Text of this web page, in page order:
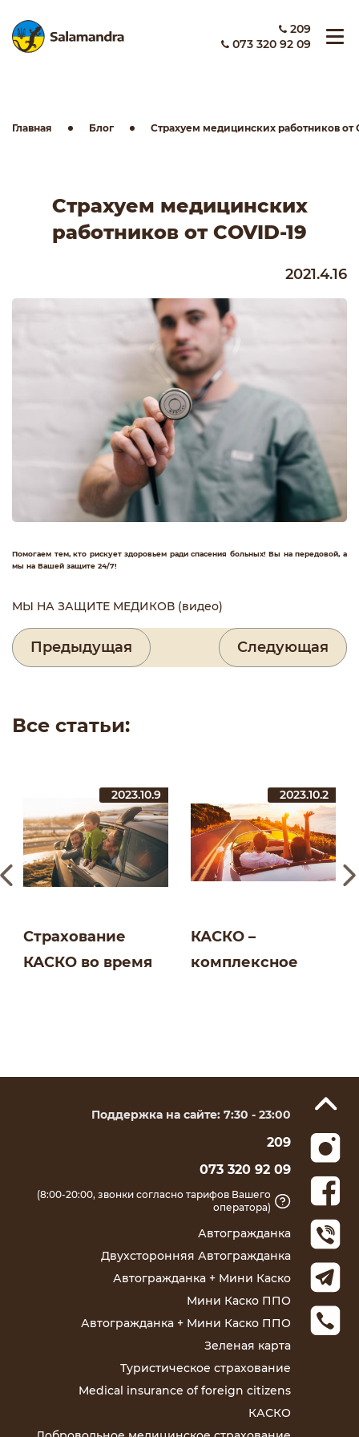
209
073 320 92 09
Главная Блог Страхуем медицинских работников от
Страхуем медицинских
работников от COVID-19
2021.4.16
Помогаем тем, кто рискует здоровьем ради спасения больных! Вы на передовой, а
мы на Вашей защите 24/7!
МЫ НА ЗАЩИТЕ МЕДИКОВ (видео)
Предыдущая Следующая
Все статьи:
2023.10.9
Страхование
КАСКО во время
2023.10.2
КАСКО –
комплексное
Автогражданка
Двухсторонняя Автогражданка
Автогражданка + Мини Каско
Мини Каско ППО
Автогражданка + Мини Каско ППО
Зеленая карта
Туристическое страхование
Medical insurance of foreign citizens
КАСКО
Поддержка на сайте: 7:30 - 23:00
209
073 320 92 09
(8:00-20:00, звонки согласно тарифов Вашего
оператора)